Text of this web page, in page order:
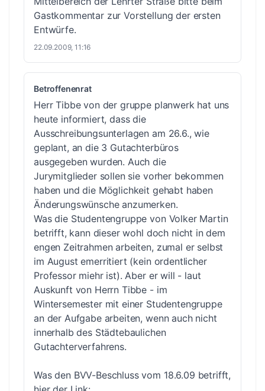
Gastkommentar zur Vorstellung der ersten
Entwürfe.
22.09.2009, 11:16
Betroffenenrat
Herr Tibbe von der gruppe planwerk hat uns
heute informiert, dass die
Ausschreibungsunterlagen am 26.6., wie
geplant, an die 3 Gutachterbüros
ausgegeben wurden. Auch die
Jurymitglieder sollen sie vorher bekommen
haben und die Möglichkeit gehabt haben
Änderungswünsche anzumerken.
Was die Studentengruppe von Volker Martin
betrifft, kann dieser wohl doch nicht in dem
engen Zeitrahmen arbeiten, zumal er selbst
im August emerritiert (kein ordentlicher
Professor miehr ist). Aber er will - laut
Auskunft von Herrn Tibbe - im
Wintersemester mit einer Studentengruppe
an der Aufgabe arbeiten, wenn auch nicht
innerhalb des Städtebaulichen
Gutachterverfahrens.
Was den BVV-Beschluss vom 18.6.09 betrifft,